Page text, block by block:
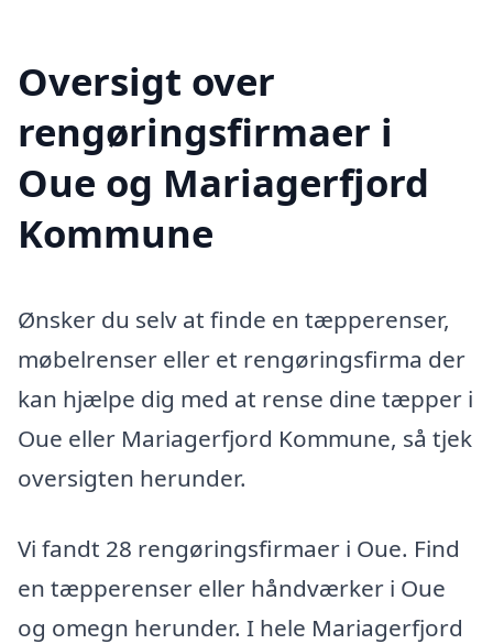
Oversigt over
rengøringsfirmaer i
Oue og Mariagerfjord
Kommune
Ønsker du selv at finde en tæpperenser,
møbelrenser eller et rengøringsfirma der
kan hjælpe dig med at rense dine tæpper i
Oue eller Mariagerfjord Kommune, så tjek
oversigten herunder.
Vi fandt 28 rengøringsfirmaer i Oue. Find
en tæpperenser eller håndværker i Oue
og omegn herunder. I hele Mariagerfjord